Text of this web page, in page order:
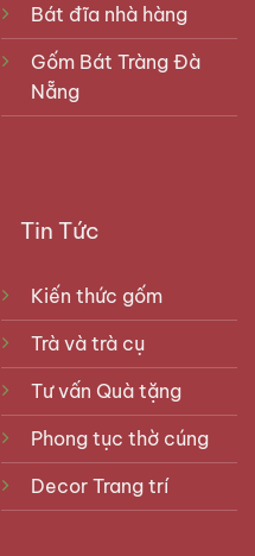
Bát đĩa nhà hàng
Gốm Bát Tràng Đà
Nẵng
Tin Tức
Kiến thức gốm
Trà và trà cụ
Tư vấn Quà tặng
Phong tục thờ cúng
Decor Trang trí